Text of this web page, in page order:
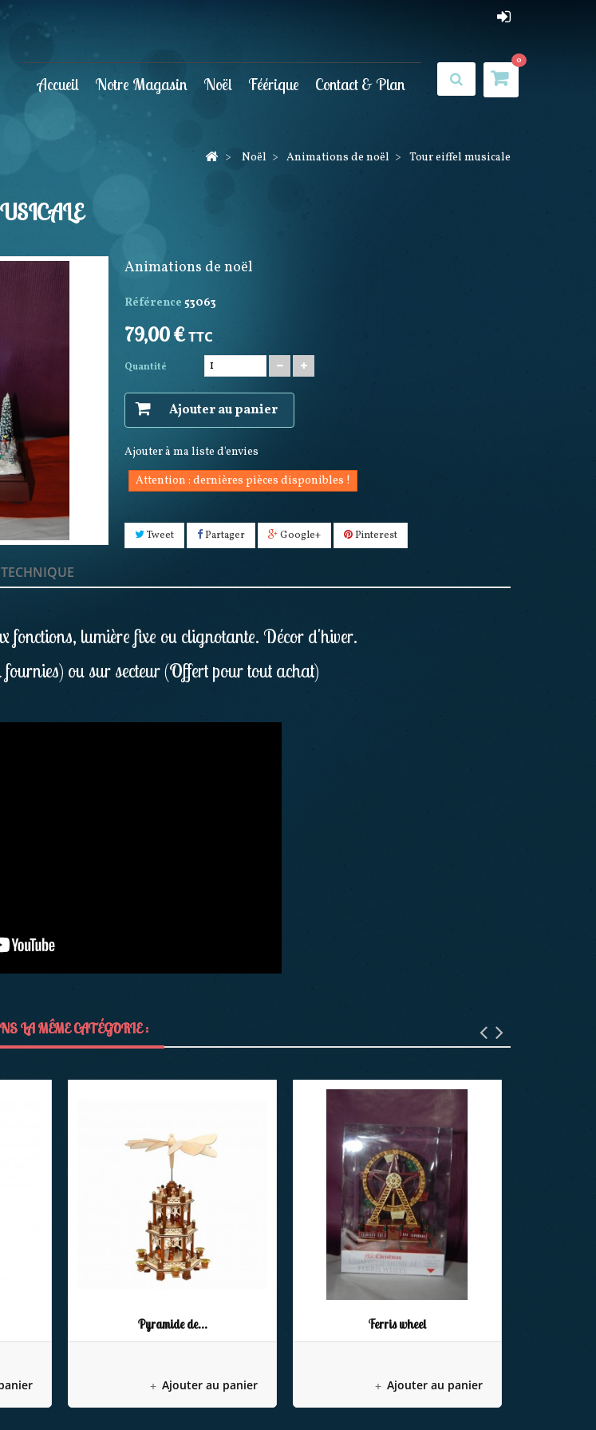
0
Accueil Notre Magasin Noël Féérique Contact & Plan
> Noël > Animations de noël > Tour eiffel musicale
Animations de noël
Référence 53063
79,00 €TTC
Quantité
Ajouter au panier
Ajouter à ma liste d'envies
Attention : dernières pièces disponibles !
Tweet Partager Google+ Pinterest
fonctions, lumière fixe ou clignotante. Décor d'hiver.
ou sur secteur (Offert pour tout achat)
LA MÊME CATÉGORIE :
Pyramide de...
Ajouter au panier
Ferris wheel
Ajouter au panier